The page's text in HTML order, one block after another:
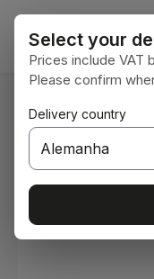
Ir para o conteúdo
Você está aqui: Home
Select your
Prices include VAT
Please confirm
Delivery country